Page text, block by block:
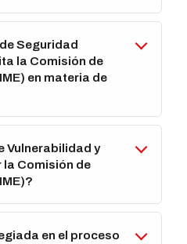
Seguridad
la Comisión de
en materia de
Vulnerabilidad y
la Comisión de
en el proceso